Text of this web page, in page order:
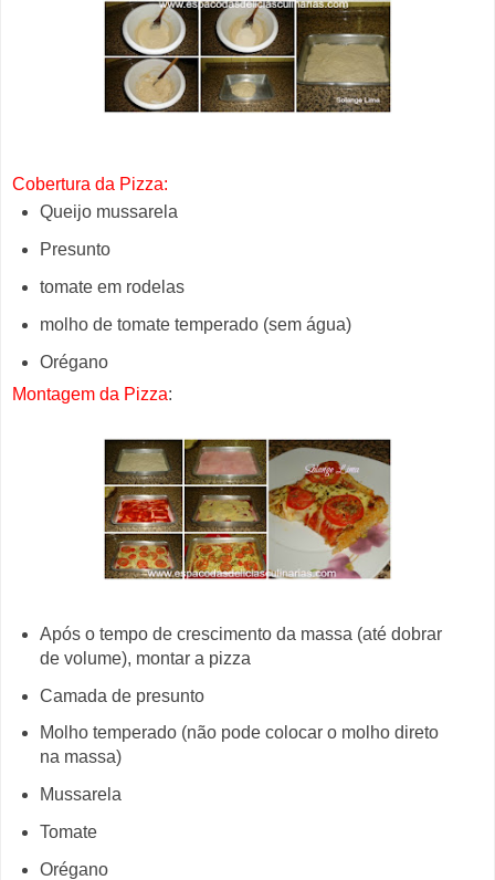
Cobertura da Pizza:
Queijo mussarela
Presunto
tomate em rodelas
molho de tomate temperado (sem água)
Orégano
Montagem da Pizza:
Após o tempo de crescimento da massa (até dobrar
de volume), montar a pizza
Camada de presunto
Molho temperado (não pode colocar o molho direto
na massa)
Mussarela
Tomate
Orégano